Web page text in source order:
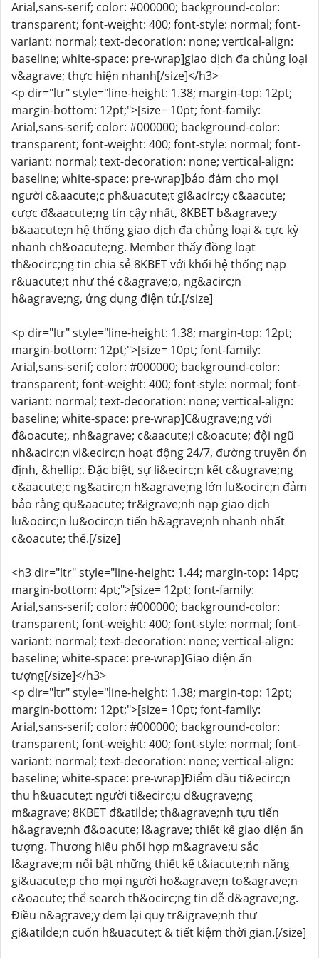
Arial,sans-serif; color: #000000; background-color:
transparent; font-weight: 400; font-style: normal; font-
variant: normal; text-decoration: none; vertical-align:
baseline; white-space: pre-wrap]giao dịch đa chủng loại
v&agrave; thực hiện nhanh[/size]</h3>
<p dir="ltr" style="line-height: 1.38; margin-top: 12pt;
margin-bottom: 12pt;">[size= 10pt; font-family:
Arial,sans-serif; color: #000000; background-color:
transparent; font-weight: 400; font-style: normal; font-
variant: normal; text-decoration: none; vertical-align:
baseline; white-space: pre-wrap]bảo đảm cho mọi
người c&aacute;c ph&uacute;t gi&acirc;y c&aacute;
cược đ&aacute;ng tin cậy nhất, 8KBET b&agrave;y
b&aacute;n hệ thống giao dịch đa chủng loại & cực kỳ
nhanh ch&oacute;ng. Member thấy đồng loạt
th&ocirc;ng tin chia sẻ 8KBET với khối hệ thống nạp
r&uacute;t như thẻ c&agrave;o, ng&acirc;n
h&agrave;ng, ứng dụng điện tử.[/size]
<p dir="ltr" style="line-height: 1.38; margin-top: 12pt;
margin-bottom: 12pt;">[size= 10pt; font-family:
Arial,sans-serif; color: #000000; background-color:
transparent; font-weight: 400; font-style: normal; font-
variant: normal; text-decoration: none; vertical-align:
baseline; white-space: pre-wrap]C&ugrave;ng với
đ&oacute;, nh&agrave; c&aacute;i c&oacute; đội ngũ
nh&acirc;n vi&ecirc;n hoạt động 24/7, đường truyền ổn
định, &hellip;. Đặc biệt, sự li&ecirc;n kết c&ugrave;ng
c&aacute;c ng&acirc;n h&agrave;ng lớn lu&ocirc;n đảm
bảo rằng qu&aacute; tr&igrave;nh nạp giao dịch
lu&ocirc;n lu&ocirc;n tiến h&agrave;nh nhanh nhất
c&oacute; thể.[/size]
<h3 dir="ltr" style="line-height: 1.44; margin-top: 14pt;
margin-bottom: 4pt;">[size= 12pt; font-family:
Arial,sans-serif; color: #000000; background-color:
transparent; font-weight: 400; font-style: normal; font-
variant: normal; text-decoration: none; vertical-align:
baseline; white-space: pre-wrap]Giao diện ấn
tượng[/size]</h3>
<p dir="ltr" style="line-height: 1.38; margin-top: 12pt;
margin-bottom: 12pt;">[size= 10pt; font-family:
Arial,sans-serif; color: #000000; background-color:
transparent; font-weight: 400; font-style: normal; font-
variant: normal; text-decoration: none; vertical-align:
baseline; white-space: pre-wrap]Điểm đầu ti&ecirc;n
thu h&uacute;t người ti&ecirc;u d&ugrave;ng
m&agrave; 8KBET đ&atilde; th&agrave;nh tựu tiến
h&agrave;nh đ&oacute; l&agrave; thiết kế giao diện ấn
tượng. Thương hiệu phối hợp m&agrave;u sắc
l&agrave;m nổi bật những thiết kế t&iacute;nh năng
gi&uacute;p cho mọi người ho&agrave;n to&agrave;n
c&oacute; thể search th&ocirc;ng tin dễ d&agrave;ng.
Điều n&agrave;y đem lại quy tr&igrave;nh thư
gi&atilde;n cuốn h&uacute;t & tiết kiệm thời gian.[/size]